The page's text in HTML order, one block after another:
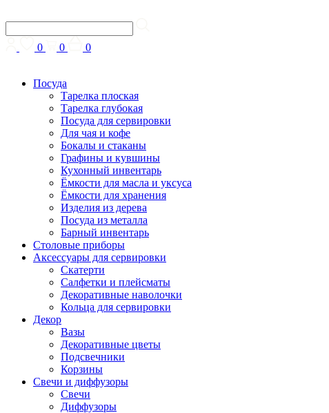
0 0 0
Посуда
Тарелка плоская
Тарелка глубокая
Посуда для сервировки
Для чая и кофе
Бокалы и стаканы
Графины и кувшины
Кухонный инвентарь
Ёмкости для масла и уксуса
Ёмкости для хранения
Изделия из дерева
Посуда из металла
Барный инвентарь
Столовые приборы
Аксессуары для сервировки
Скатерти
Cалфетки и плейсматы
Декоративные наволочки
Кольца для сервировки
Декор
Вазы
Декоративные цветы
Подсвечники
Корзины
Свечи и диффузоры
Свечи
Диффузоры